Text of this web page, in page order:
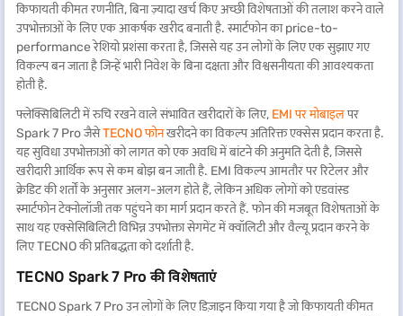
किफायती कीमत रणनीति, बिना ज़्यादा खर्च किए अच्छी विशेषताओं की तलाश करने वाले
उपभोक्ताओं के लिए एक आकर्षक खरीद बनाती है. स्मार्टफोन का price-to-
performance रेशियो प्रशंसा करता है, जिससे यह उन लोगों के लिए एक सुझाए गए
विकल्प बन जाता है जिन्हें भारी निवेश के बिना दक्षता और विश्वसनीयता की आवश्यकता
होती है.
फ्लेक्सिबिलिटी में रुचि रखने वाले संभावित खरीदारों के लिए, EMI पर मोबाइलपर
Spark 7 Pro जैसेTECNO फोनखरीदने का विकल्प अतिरिक्त एक्सेस प्रदान करता है.
यह सुविधा उपभोक्ताओं को लागत को एक अवधि में बांटने की अनुमति देती है, जिससे
खरीदारी आर्थिक रूप से कम बोझ बन जाती है. EMI विकल्प आमतौर पर रिटेलर और
क्रेडिट की शर्तों के अनुसार अलग-अलग होते हैं, लेकिन अधिक लोगों को एडवांस्ड
स्मार्टफोन टेक्नोलॉजी तक पहुंचने का मार्ग प्रदान करते हैं. फोन की मजबूत विशेषताओं के
साथ यह एक्सेसिबिलिटी विभिन्न उपभोक्ता सेगमेंट में क्वॉलिटी और वैल्यू प्रदान करने के
लिए TECNO की प्रतिबद्धता को दर्शाती है.
TECNO Spark 7 Pro की विशेषताएं
TECNO Spark 7 Pro उन लोगों के लिए डिज़ाइन किया गया है जो किफायती कीमत